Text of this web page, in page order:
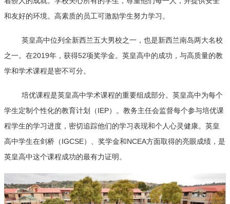
和友好的环境。高素质的员工可激励学生努力学习。
英皇高中位列全新西兰五大男校之一，也是新西兰南岛两大名校
之一。在2019年，获得52项奖学金。英皇高中的成功，与高质量的教
学和学术课程是密不可分。
培优课程是英皇高中学术课程的重要组成部分。英皇高中为每个
学生定制个性化的教育计划（IEP）。教务主任会监督每个参与培优课
程学生的学习进度，密切追踪他们的学习表现和个人心灵健康。英皇
高中学生在剑桥（IGCSE）、奖学金和NCEA方面取得的亮眼成绩，是
英皇高中这个课程成功的最有力证明。